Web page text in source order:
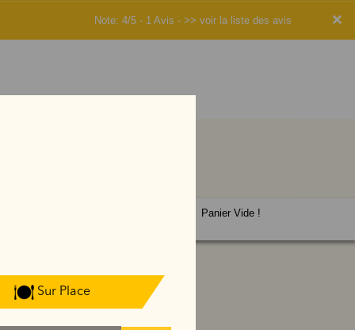
×
Note: 4/5 - 1 Avis - >> voir la liste des avis
Panier Vide !